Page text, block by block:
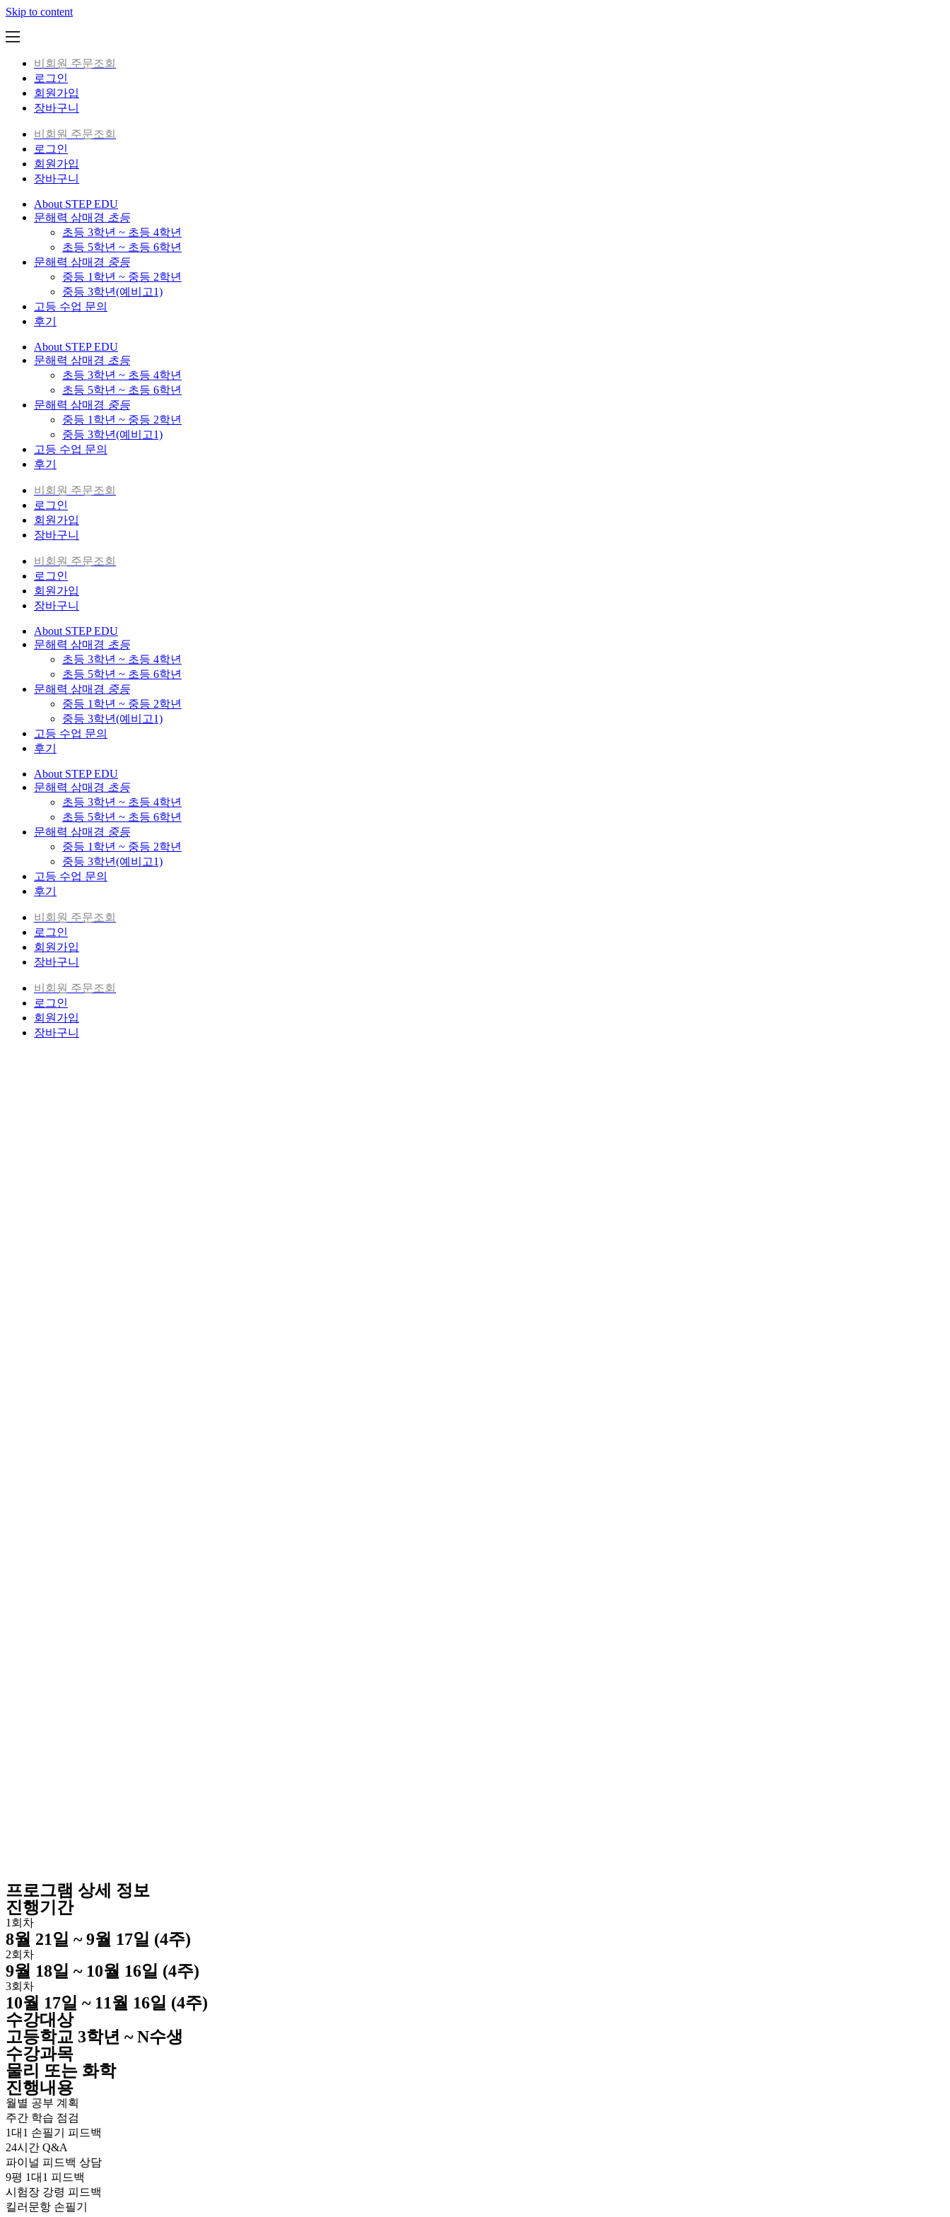
Skip to content
비회원 주문조회
로그인
회원가입
장바구니
비회원 주문조회
로그인
회원가입
장바구니
About STEP EDU
문해력 삼매경 초등
초등 3학년 ~ 초등 4학년
초등 5학년 ~ 초등 6학년
문해력 삼매경 중등
중등 1학년 ~ 중등 2학년
중등 3학년(예비고1)
고등 수업 문의
후기
About STEP EDU
문해력 삼매경 초등
초등 3학년 ~ 초등 4학년
초등 5학년 ~ 초등 6학년
문해력 삼매경 중등
중등 1학년 ~ 중등 2학년
중등 3학년(예비고1)
고등 수업 문의
후기
비회원 주문조회
로그인
회원가입
장바구니
비회원 주문조회
로그인
회원가입
장바구니
About STEP EDU
문해력 삼매경 초등
초등 3학년 ~ 초등 4학년
초등 5학년 ~ 초등 6학년
문해력 삼매경 중등
중등 1학년 ~ 중등 2학년
중등 3학년(예비고1)
고등 수업 문의
후기
About STEP EDU
문해력 삼매경 초등
초등 3학년 ~ 초등 4학년
초등 5학년 ~ 초등 6학년
문해력 삼매경 중등
중등 1학년 ~ 중등 2학년
중등 3학년(예비고1)
고등 수업 문의
후기
비회원 주문조회
로그인
회원가입
장바구니
비회원 주문조회
로그인
회원가입
장바구니
프로그램 상세 정보
진행기간
1회차
8월 21일 ~ 9월 17일 (4주)
2회차
9월 18일 ~ 10월 16일 (4주)
3회차
10월 17일 ~ 11월 16일 (4주)
수강대상
고등학교 3학년 ~ N수생
수강과목
물리 또는 화학
진행내용
월별 공부 계획
주간 학습 점검
1대1 손필기 피드백
24시간 Q&A
파이널 피드백 상담
9평 1대1 피드백
시험장 강령 피드백
킬러문항 손필기